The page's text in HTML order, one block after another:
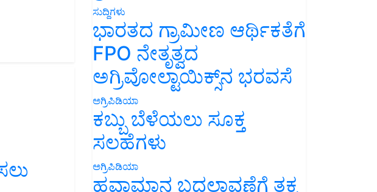
ಸುದ್ದಿಗಳು
ಭಾರತದ ಗ್ರಾಮೀಣ ಆರ್ಥಿಕತೆಗೆ
FPO ನೇತೃತ್ವದ
ಅಗ್ರಿವೋಲ್ಟಾಯಿಕ್ಸ್‌ನ ಭರವಸೆ
ಅಗ್ರಿಪಿಡಿಯಾ
ಕಬ್ಬು ಬೆಳೆಯಲು ಸೂಕ್ತ
ಸಲಹೆಗಳು
ಅಗ್ರಿಪಿಡಿಯಾ
ಹವಾಮಾನ ಬದಲಾವಣೆಗೆ ತಕ್ಕ